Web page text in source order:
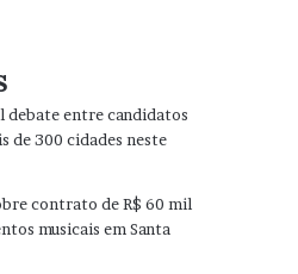
debate entre candidatos
de 300 cidades neste
contrato de R$ 60 mil
musicais em Santa